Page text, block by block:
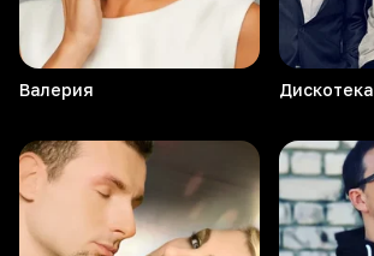
Валерия Дискотека